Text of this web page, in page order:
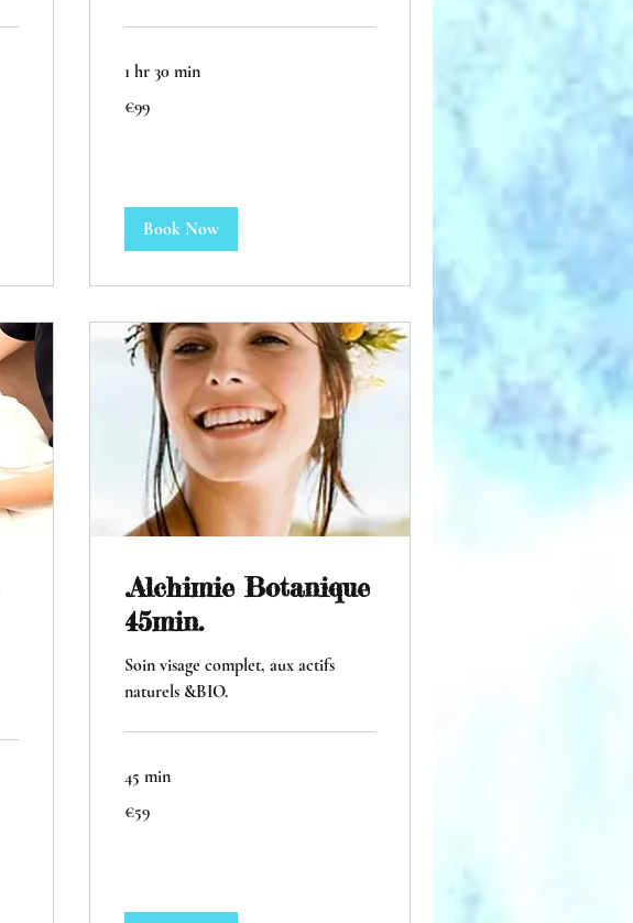
1 hr 30 min
euros
€99
Book Now
.Alchimie Botanique
45min.
Soin visage complet, aux actifs
naturels &BIO.
45 min
euros
€59